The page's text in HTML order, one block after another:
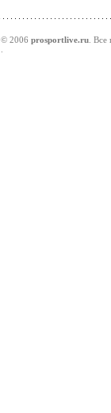
© 2006prosportlive.ru .